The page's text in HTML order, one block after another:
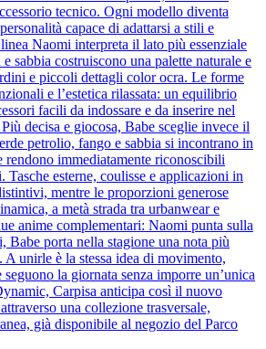
tecnico. Ogni modello diventa
capace di adattarsi a stili e
Naomi interpreta il lato più essenziale
sabbia costruiscono una palette naturale e
e piccoli dettagli color ocra. Le forme
e l’estetica rilassata: un equilibrio
facili da indossare e da inserire nel
decisa e giocosa, Babe sceglie invece il
petrolio, fango e sabbia si incontrano in
rendono immediatamente riconoscibili
Tasche esterne, coulisse e applicazioni in
mentre le proporzioni generose
a metà strada tra urbanwear e
anime complementari: Naomi punta sulla
Babe porta nella stagione una nota più
A unirle è la stessa idea di movimento,
la giornata senza imporre un’unica
Carpisa anticipa così il nuovo
una collezione trasversale,
già disponibile al negozio del Parco